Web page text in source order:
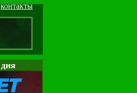
контакты